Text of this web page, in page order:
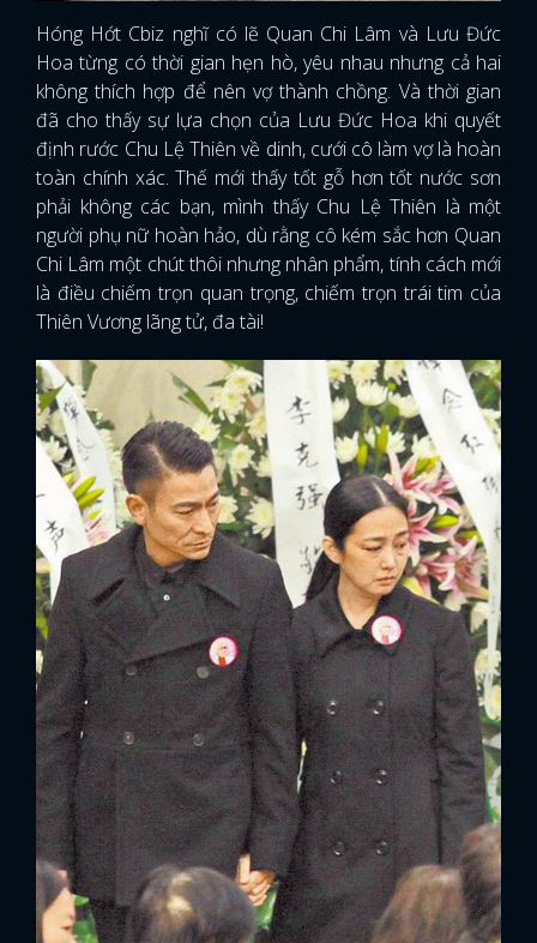
FACEBOOK GOOGLE
Hóng Hớt Cbiz nghĩ có lẽ Quan Chi Lâm và Lưu Đức
Hoa từng có thời gian hẹn hò, yêu nhau nhưng cả hai
không thích hợp để nên vợ thành chồng. Và thời gian
đã cho thấy sự lựa chọn của Lưu Đức Hoa khi quyết
định rước Chu Lệ Thiên về dinh, cưới cô làm vợ là hoàn
toàn chính xác. Thế mới thấy tốt gỗ hơn tốt nước sơn
phải không các bạn, mình thấy Chu Lệ Thiên là một
người phụ nữ hoàn hảo, dù rằng cô kém sắc hơn Quan
Chi Lâm một chút thôi nhưng nhân phẩm, tính cách mới
là điều chiếm trọn quan trọng, chiếm trọn trái tim của
Thiên Vương lãng tử, đa tài!